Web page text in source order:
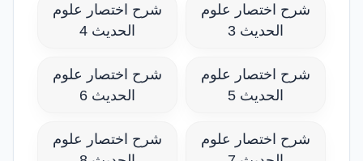
شرح اختصار علوم
الحديث 3
شرح اختصار علوم
الحديث 4
شرح اختصار علوم
الحديث 5
شرح اختصار علوم
الحديث 6
شرح اختصار علوم
شرح اختصار علوم